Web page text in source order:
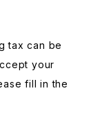
tax can be
your
fill in the